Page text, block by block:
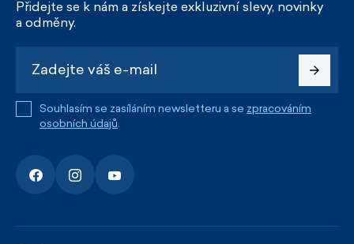
Přidejte se k nám a získejte exkluzivní slevy, novinky
a odměny.
Souhlasím se zasíláním newsletteru a se zpracováním
osobních údajů.